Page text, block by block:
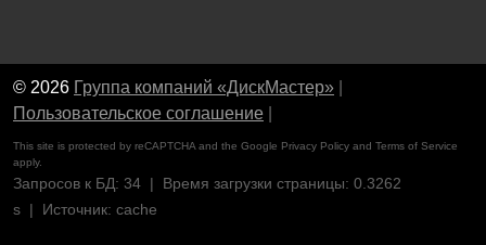
© 2026 Группа компаний «ДискМастер»
Пользовательское соглашение
This site is protected by reCAPTCHA and the Google Privacy Policy and Terms of Service
apply.
Запросов к БД: 34 | Время загрузки страницы: 0.3262
s | Источник: cache